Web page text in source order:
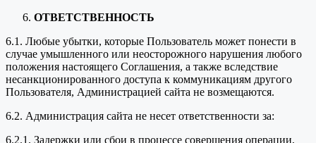
ОТВЕТСТВЕННОСТЬ
6.1. Любые убытки, которые Пользователь может понести в
случае умышленного или неосторожного нарушения любого
положения настоящего Соглашения, а также вследствие
несанкционированного доступа к коммуникациям другого
Пользователя, Администрацией сайта не возмещаются.
6.2. Администрация сайта не несет ответственности за:
6.2.1. Задержки или сбои в процессе совершения операции,